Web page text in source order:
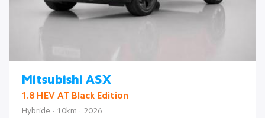
Mitsubishi ASX
1.8 HEV AT Black Edition
Hybride · 10km · 2026